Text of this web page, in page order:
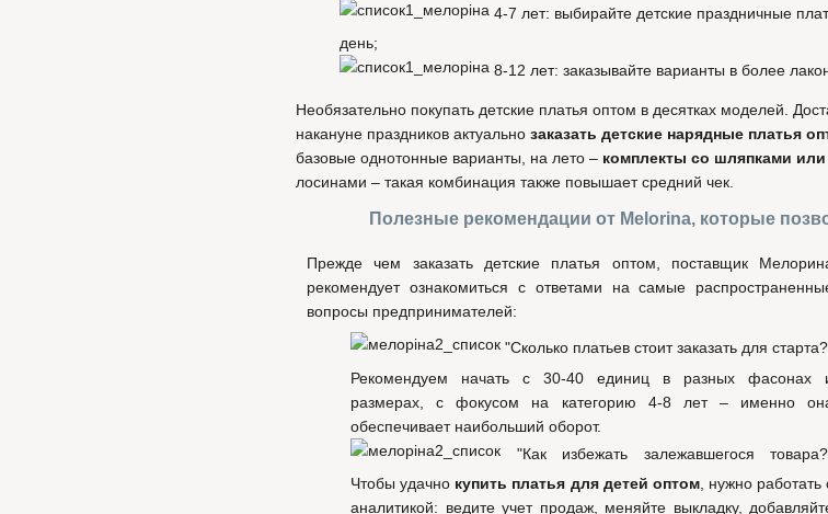
4-7 лет: выбирайте детские праздничные
день;
8-12 лет: заказывайте варианты в более
Необязательно покупать детские платья оптом в десятках моделей.
накануне праздников актуально заказать детские нарядные платья
базовые однотонные варианты, на лето – комплекты со шляпками
лосинами – такая комбинация также повышает средний чек.
Полезные рекомендации от Melorina, которые
Прежде чем заказать детские платья оптом, поставщик
рекомендует ознакомиться с ответами на самые
вопросы предпринимателей:
"Сколько платьев стоит заказать для
Рекомендуем начать с 30-40 единиц в разных фасонах
размерах, с фокусом на категорию 4-8 лет – именно
обеспечивает наибольший оборот.
"Как избежать залежавшегося
Чтобы удачно купить платья для детей оптом, нужно работать
аналитикой: ведите учет продаж, меняйте выкладку,